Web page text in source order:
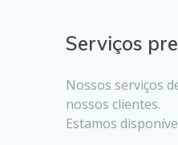
Serviços
Nossos serviços
nossos clientes.
Estamos